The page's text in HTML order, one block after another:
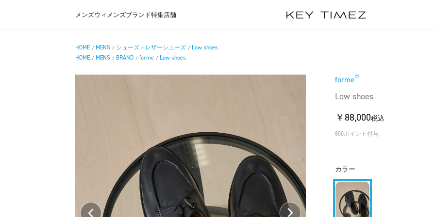
メンズウィメンズブランド特集店舗
HOME / MENS / シューズ / レザーシューズ / Low shoes
HOME / MENS / BRAND / forme / Low shoes
forme
Low shoes
￥88,000税込
800ポイント付与
カラー